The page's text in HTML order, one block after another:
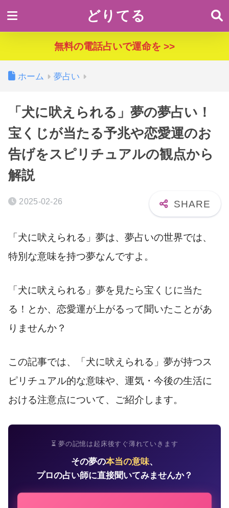
どりてる
無料の電話占いで運命を >>
ホーム 夢占い
「犬に吠えられる」夢の夢占い！
宝くじが当たる予兆や恋愛運のお
告げをスピリチュアルの観点から
解説
2025-02-26
「犬に吠えられる」夢は、夢占いの世界では、
特別な意味を持つ夢なんですよ。
「犬に吠えられる」夢を見たら宝くじに当た
る！とか、恋愛運が上がるって聞いたことがあ
りませんか？
この記事では、「犬に吠えられる」夢が持つス
ピリチュアル的な意味や、運気・今後の生活に
おける注意点について、ご紹介します。
⏳ 夢の記憶は起床後すぐ薄れていきます
その夢の本当の意味、
プロの占い師に直接聞いてみませんか？